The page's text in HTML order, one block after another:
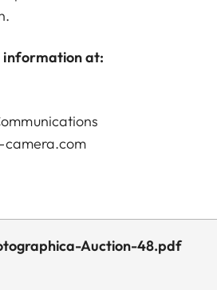
information at:
camera.com
Auction-48.pdf